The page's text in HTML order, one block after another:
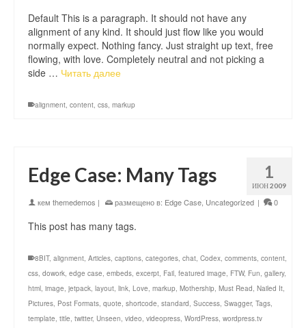
Default This is a paragraph. It should not have any
alignment of any kind. It should just flow like you would
normally expect. Nothing fancy. Just straight up text, free
flowing, with love. Completely neutral and not picking a
side … Читать далее
alignment, content, css, markup
1
ИЮН 2009
Edge Case: Many Tags
кем themedemos | размещено в: Edge Case Uncategorized | 0
This post has many tags.
8BIT, alignment, Articles, captions, categories, chat, Codex, comments, content,
css, dowork, edge case, embeds, excerpt, Fail, featured image, FTW, Fun, gallery,
html, image, jetpack, layout, link, Love, markup, Mothership, Must Read, Nailed It,
Pictures, Post Formats, quote, shortcode, standard, Success, Swagger, Tags,
template, title, twitter, Unseen, video, videopress, WordPress, wordpress.tv